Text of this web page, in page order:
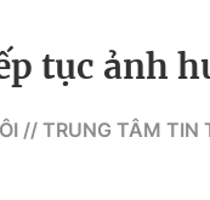
tục ảnh
// TRUNG TÂM TIN